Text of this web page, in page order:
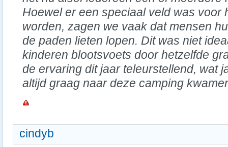
Hoewel er een speciaal veld was voor
worden, zagen we vaak dat mensen
de paden lieten lopen. Dit was niet
kinderen blootsvoets door hetzelfde
de ervaring dit jaar teleurstellend, wat
altijd graag naar deze camping
cindyb